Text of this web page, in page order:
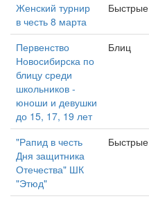
Женский турнир
в честь 8 марта
Быстрые
Первенство
Новосибирска по
блицу среди
школьников -
юноши и девушки
до 15, 17, 19 лет
Блиц
"Рапид в честь
Дня защитника
Отечества" ШК
"Этюд"
Быстрые